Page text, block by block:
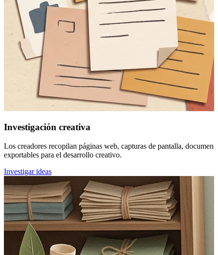
Investigación creativa
Los creadores recopilan páginas web, capturas de pantalla,
exportables para el desarrollo creativo.
Investigar ideas